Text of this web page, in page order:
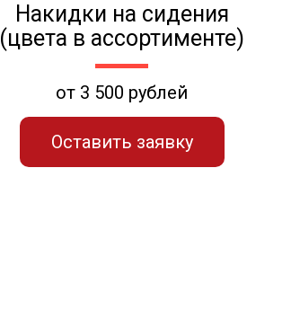
Накидки на сидения
(цвета в ассортименте)
от 3 500 рублей
Оставить заявку